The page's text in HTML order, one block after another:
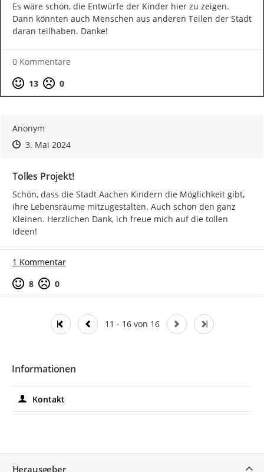
Es wäre schön, die Entwürfe der Kinder hier zu zeigen.
Dann könnten auch Menschen aus anderen Teilen der Stadt
daran teilhaben. Danke!
0 Kommentare
Positive Bewertung
13 Negative Bewertung
0
Anonym
Zeitpunkt des Erstellens
Zeitpunkt des Erstellens
3. Mai 2024Zur Äußerung
Tolles Projekt!
Schön, dass die Stadt Aachen Kindern die Möglichkeit gibt,
ihre Lebensräume mitzugestalten. Auch schon den ganz
Kleinen. Herzlichen Dank, ich freue mich auf die tollen
Ideen!
1 Kommentar
Positive Bewertung
8 Negative Bewertung
0
11 - 16 von 16
Informationen
Kontakt
Herausgeber